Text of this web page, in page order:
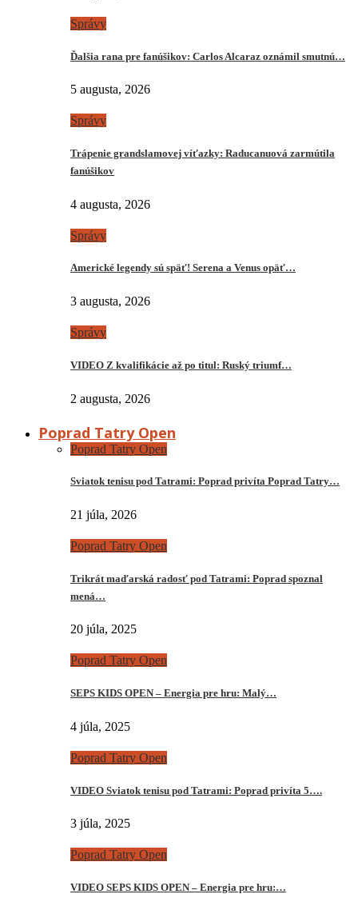
Správy
Ďalšia rana pre fanúšikov: Carlos Alcaraz oznámil smutnú…
5 augusta, 2026
Správy
Trápenie grandslamovej víťazky: Raducanuová zarmútila
fanúšikov
4 augusta, 2026
Správy
Americké legendy sú späť! Serena a Venus opäť…
3 augusta, 2026
Správy
VIDEO Z kvalifikácie až po titul: Ruský triumf…
2 augusta, 2026
Poprad Tatry Open
Poprad Tatry Open
Sviatok tenisu pod Tatrami: Poprad privíta Poprad Tatry…
21 júla, 2026
Poprad Tatry Open
Trikrát maďarská radosť pod Tatrami: Poprad spoznal
mená…
20 júla, 2025
Poprad Tatry Open
SEPS KIDS OPEN – Energia pre hru: Malý…
4 júla, 2025
Poprad Tatry Open
VIDEO Sviatok tenisu pod Tatrami: Poprad privíta 5….
3 júla, 2025
Poprad Tatry Open
VIDEO SEPS KIDS OPEN – Energia pre hru:…